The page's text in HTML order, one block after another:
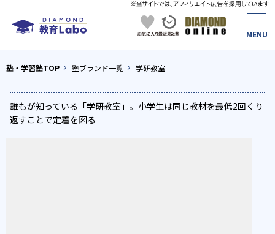
塾・学習塾TOP 塾ブランド一覧 学研教室
誰もが知っている「学研教室」。小学生は同じ教材を最低2回くり
返すことで定着を図る